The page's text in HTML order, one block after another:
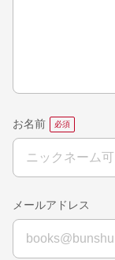
お名前
メールアドレス